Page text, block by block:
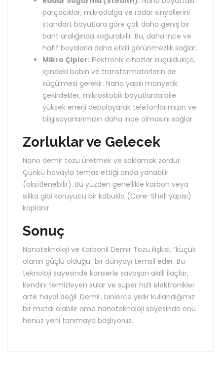
parçacıklar, mikrodalga ve radar sinyallerini
standart boyutlara göre çok daha geniş bir
bant aralığında soğurabilir. Bu, daha ince ve
hafif boyalarla daha etkili görünmezlik sağlar.
Mikro Çipler: Elektronik cihazlar küçüldükçe,
içindeki bobin ve transformatörlerin de
küçülmesi gerekir. Nano yapılı manyetik
çekirdekler, mikroskobik boyutlarda bile
yüksek enerji depolayarak telefonlarımızın ve
bilgisayarlarımızın daha ince olmasını sağlar.
Zorluklar ve Gelecek
Nano demir tozu üretmek ve saklamak zordur.
Çünkü havayla temas ettiği anda yanabilir
(oksitlenebilir). Bu yüzden genellikle karbon veya
silika gibi koruyucu bir kabukla (Core-Shell yapısı)
kaplanır.
Sonuç
Nanoteknoloji ve Karbonil Demir Tozu ilişkisi, “küçük
olanın güçlü olduğu” bir dünyayı temsil eder. Bu
teknoloji sayesinde kanserle savaşan akıllı ilaçlar,
kendini temizleyen sular ve süper hızlı elektronikler
artık hayal değil. Demir, binlerce yıldır kullandığımız
bir metal olabilir ama nanoteknoloji sayesinde onu
henüz yeni tanımaya başlıyoruz.